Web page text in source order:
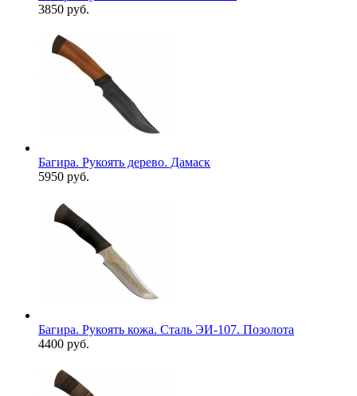
3850 руб.
Багира. Рукоять дерево. Дамаск
5950 руб.
Багира. Рукоять кожа. Сталь ЭИ-107. Позолота
4400 руб.